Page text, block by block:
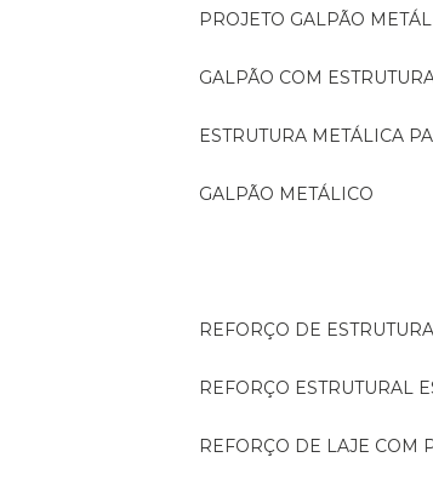
PROJETO GALPÃO
GALPÃO COM
ESTRUTURA METÁLICA
GALPÃO METÁLICO
REFORÇO DE
REFORÇO ESTRUTURAL
REFORÇO DE LAJE